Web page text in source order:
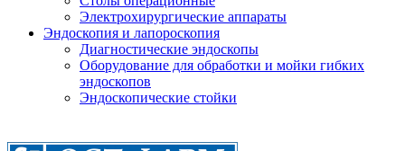
Электрохирургические аппараты
Эндоскопия и лапороскопия
Диагностические эндоскопы
Оборудование для обработки и мойки гибких
эндоскопов
Эндоскопические стойки